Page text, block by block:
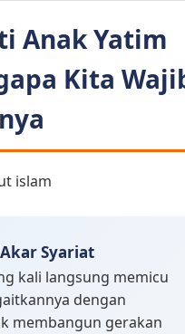
Anak Yatim
Kita
Syariat
kali langsung memicu
dengan
membangun gerakan